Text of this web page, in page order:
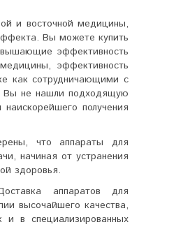
и восточной медицины,
Вы можете купить
эффективность
эффективность
как сотрудничающими с
Вы не нашли подходящую
получения
что аппараты для
начиная от устранения
здоровья.
аппаратов для
высочайшего качества,
и в специализированных